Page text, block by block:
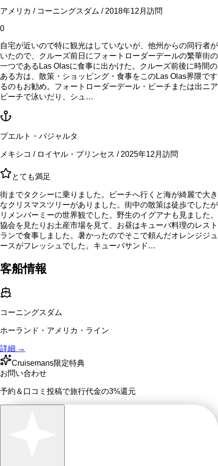
アメリカ / コーニングスダム / 2018年12月訪問
0
自宅が近いので特に観光はしていないが、他州からの同行者が
いたので、クルーズ前日にフォートローダーデールの繁華街の
一つであるLas Olasに食事に出かけた。クルーズ前後に時間の
ある方は、散策・ショッピング・食事をこのLas Olas界隈です
るのもお勧め。フォートローダーデール・ビーチまたは出ニア
ビーチで泳いだり、シュ…
プエルト・バジャルタ
メキシコ / ロイヤル・プリンセス / 2025年12月訪問
とても満足
街までタクシーに乗りました。ビーチへ行くと海が綺麗で大き
なクリスマスツリーがありました。街中の散策は徒歩でしたが
リメンバーミーの世界観でした。野生のイグアナも見ました。
協会を見たりお土産市場を見て、お昼はキューバ料理のレスト
ランで食事しました。暑かったのでそこで頼んだオレンジジュ
ースがフレッシュでした。キューバサンド…
客船情報
コーニングスダム
ホーランド・アメリカ・ライン
詳細 →
Cruisemans限定特典
お問い合わせ
予約＆口コミ投稿で旅行代金の3%還元